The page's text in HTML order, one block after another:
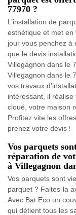
77970 ?
L’installation de
esthétique et met en
jour vous penchez à
que le devis
Villegagnon dans le
Villegagnon dans le
vos travaux
intéressant, il
cloué, votre maison
Profitez vite les
prenez votre devis !
Vos parquets
réparation de
à Villegagnon
Vos parquets sont
parquet ? Faites-la
Avec Bat Eco un
qui détient tous les